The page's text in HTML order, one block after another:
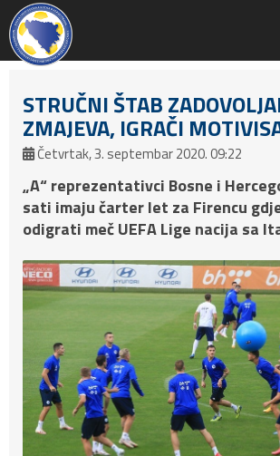
STRUČNI ŠTAB
ZMAJEVA, IGRAČI
Četvrtak, 3. septembar 2020. 09:22
„A“ reprezentativci Bosne i
sati imaju čarter let za Firencu
odigrati meč UEFA Lige nacija sa